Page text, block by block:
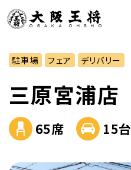
駐車場 フェア デリバリー
三原宮浦店
65席 15台